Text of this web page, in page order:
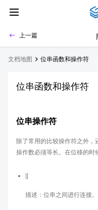
上一篇
文档地图 位串函数和操作符
位串函数和操作符
位串操作符
除了常用的比较操作符之外，
操作数必须等长。在位移的时
描述：位串之间进行连接。